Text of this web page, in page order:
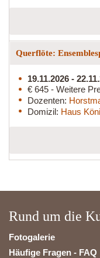
Querflöte:
19.11.2026 -
€ 645 - Weitere
Dozenten:
Domizil: Haus
Rund um die
Fotogalerie
Häufige Fragen - FAQ